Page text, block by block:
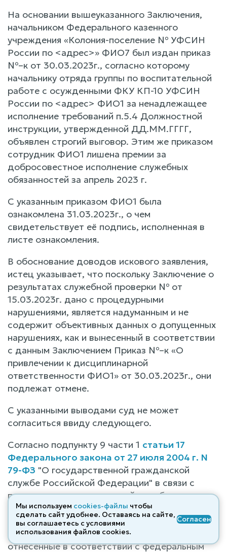
На основании вышеуказанного Заключения,
начальником Федерального казенного
учреждения «Колония-поселение № УФСИН
России по <адрес>» ФИО7 был издан приказ
№–к от 30.03.2023г., согласно которому
начальнику отряда группы по воспитательной
работе с осужденными ФКУ КП-10 УФСИН
России по <адрес> ФИО1 за ненадлежащее
исполнение требований п.5.4 Должностной
инструкции, утвержденной ДД.ММ.ГГГГ,
объявлен строгий выговор. Этим же приказом
сотрудник ФИО1 лишена премии за
добросовестное исполнение служебных
обязанностей за апрель 2023 г.
С указанным приказом ФИО1 была
ознакомлена 31.03.2023г., о чем
свидетельствует её подпись, исполненная в
листе ознакомления.
В обоснование доводов искового заявления,
истец указывает, что поскольку Заключение о
результатах служебной проверки № от
15.03.2023г. дано с процедурными
нарушениями, является надуманным и не
содержит объективных данных о допущенных
нарушениях, как и вынесенный в соответствии
с данным Заключением Приказ №–к «О
привлечении к дисциплинарной
ответственности ФИО1» от 30.03.2023г., они
подлежат отмене.
С указанными выводами суд не может
согласиться ввиду следующего.
Согласно подпункту 9 части 1 статьи 17
Федерального закона от 27 июля 2004 г. N
79-ФЗ "О государственной гражданской
службе Российской Федерации" в связи с
прохождением гражданской службы
гражданскому служащему запрещается:
разглашать или использовать в целях, не
связанных с гражданской службой, сведения,
отнесенные в соответствии с федеральным
Мы используем cookies-файлы чтобы
сделать сайт удобнее. Оставаясь на сайте,
вы соглашаетесь с условиями
использования файлов cооkies.
Согласен